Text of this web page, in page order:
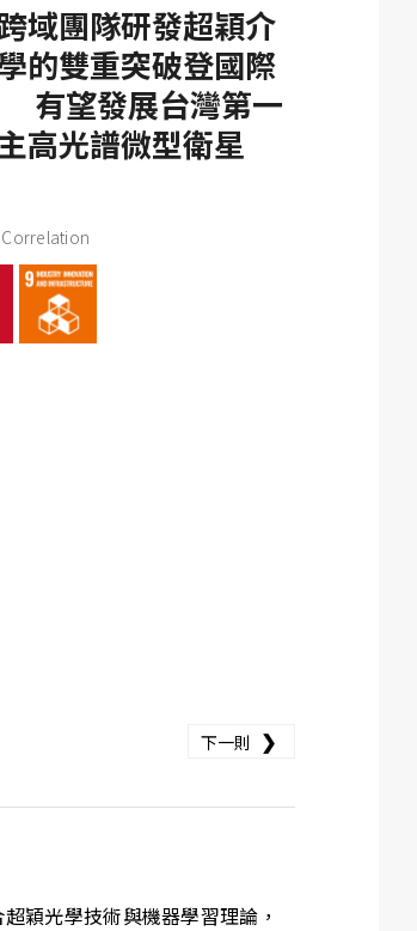
域團隊研發超穎介
的雙重突破登國際
有望發展台灣第一
高光譜微型衛星
下一則 ❯
穎光學技術與機器學習理論，